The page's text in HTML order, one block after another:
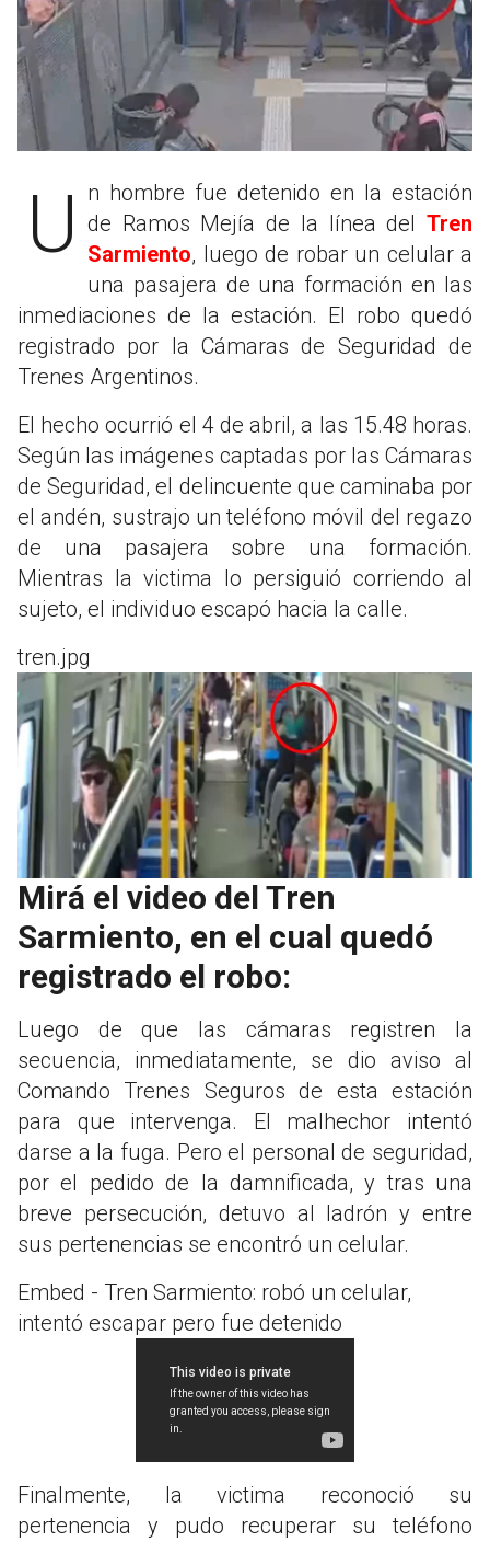
Un hombre fue detenido en la estación de Ramos Mejía de la línea del Tren
Sarmiento, luego de robar un celular a
una pasajera de una formación en las
inmediaciones de la estación. El robo quedó
registrado por la Cámaras de Seguridad de
Trenes Argentinos.
El hecho ocurrió el 4 de abril, a las 15.48 horas.
Según las imágenes captadas por las Cámaras
de Seguridad, el delincuente que caminaba por
el andén, sustrajo un teléfono móvil del regazo
de una pasajera sobre una formación.
Mientras la victima lo persiguió corriendo al
sujeto, el individuo escapó hacia la calle.
tren.jpg
Mirá el video del Tren
Sarmiento, en el cual quedó
registrado el robo:
Luego de que las cámaras registren la
secuencia, inmediatamente, se dio aviso al
Comando Trenes Seguros de esta estación
para que intervenga. El malhechor intentó
darse a la fuga. Pero el personal de seguridad,
por el pedido de la damnificada, y tras una
breve persecución, detuvo al ladrón y entre
sus pertenencias se encontró un celular.
Embed - Tren Sarmiento: robó un celular,
intentó escapar pero fue detenido
Finalmente, la victima reconoció su
pertenencia y pudo recuperar su teléfono